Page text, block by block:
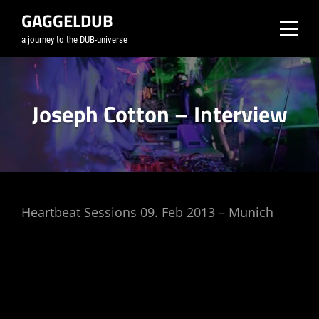
content
GAGGELDUB
a journey to the DUB-universe
Joseph Cotton – Interview
Heartbeat Sessions 09. Feb 2013 – Munich
Beitragsnavigation